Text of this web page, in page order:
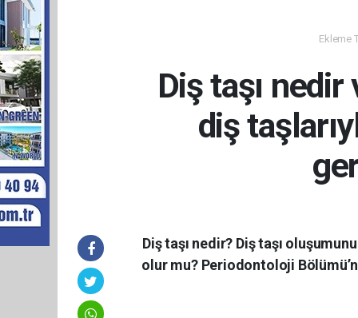
Ekleme
Diş taşı
diş
Diş taşı nedir? Diş taşı
olur mu? Periodontoloji